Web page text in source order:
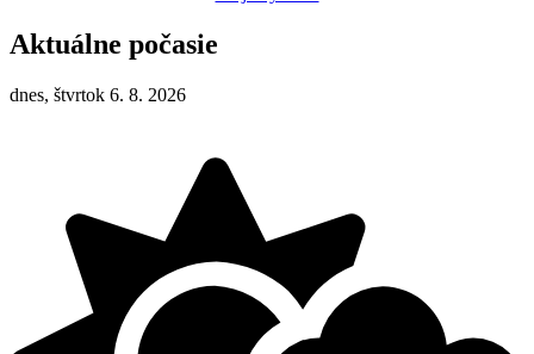
Aktuálne počasie
dnes, štvrtok 6. 8. 2026